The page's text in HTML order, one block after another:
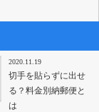
2020.11.19
切手を貼らずに出せ
る？料金別納郵便と
は